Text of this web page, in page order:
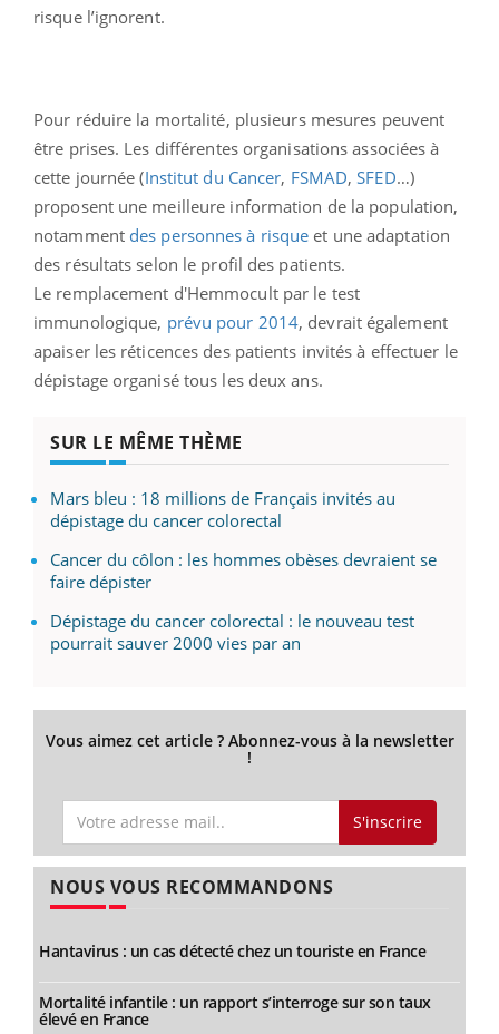
risque l’ignorent.
Pour réduire la mortalité, plusieurs mesures peuvent
être prises. Les différentes organisations associées à
cette journée (Institut du Cancer, FSMAD,SFED…)
proposent une meilleure information de la population,
notamment des personnes à risque et une adaptation
des résultats selon le profil des patients.
Le remplacement d'Hemmocult par le test
immunologique, prévu pour 2014, devrait également
apaiser les réticences des patients invités à effectuer le
dépistage organisé tous les deux ans.
SUR LE MÊME THÈME
Mars bleu : 18 millions de Français invités au
dépistage du cancer colorectal
Cancer du côlon : les hommes obèses devraient se
faire dépister
Dépistage du cancer colorectal : le nouveau test
pourrait sauver 2000 vies par an
Vous aimez cet article ? Abonnez-vous à la newsletter
!
S'inscrire
NOUS VOUS RECOMMANDONS
Hantavirus : un cas détecté chez un touriste en France
Mortalité infantile : un rapport s’interroge sur son taux
élevé en France